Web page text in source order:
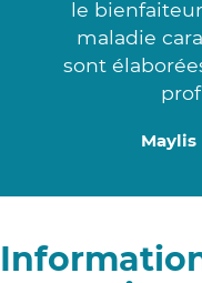
le
maladie
sont
Maylis